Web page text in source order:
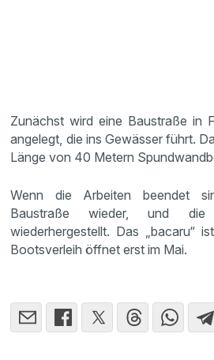
Zunächst wird eine Baustraße in
angelegt, die ins Gewässer führt.
Länge von 40 Metern
Wenn die Arbeiten beendet
Baustraße wieder, und die
wiederhergestellt. Das „bacaru“
Bootsverleih öffnet erst im Mai.